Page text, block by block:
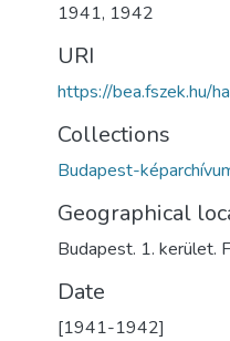
1941, 1942
URI
https://bea.fszek.hu/
Collections
Budapest-
Geographical
Budapest. 1. kerület.
Date
[1941-1942]